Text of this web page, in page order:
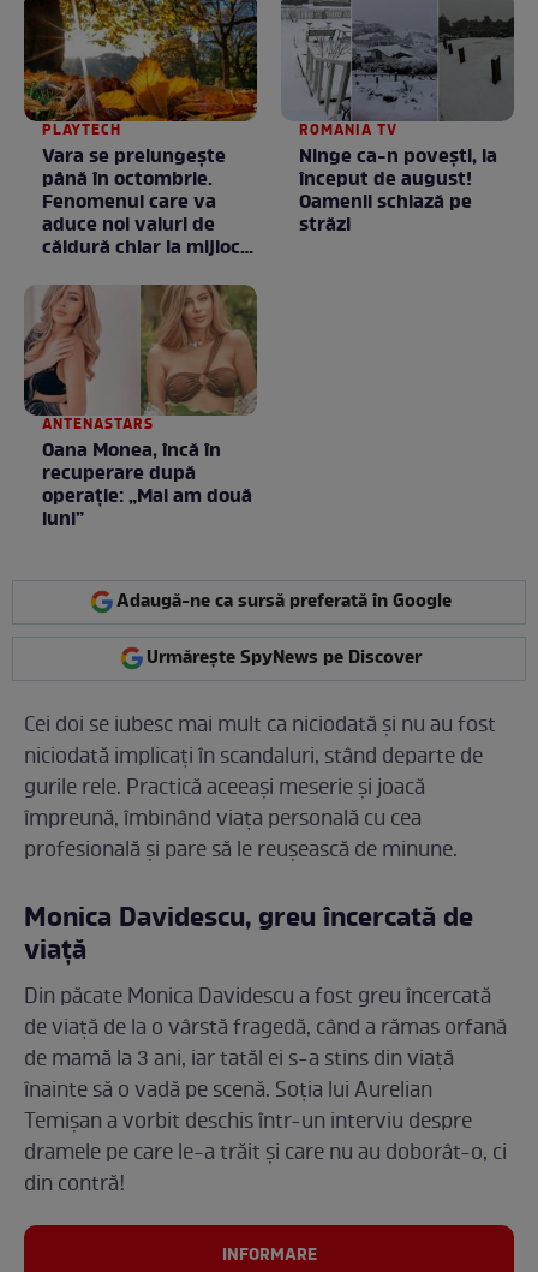
PLAYTECH
Vara se prelungeşte
până în octombrie.
Fenomenul care va
aduce noi valuri de
căldură chiar la mijlocul
ROMANIA TV
Ninge ca-n povești, la
început de august!
Oamenii schiază pe
străzi
ANTENASTARS
Oana Monea, încă în
recuperare după
operație: „Mai am două
luni”
Adaugă-ne ca sursă preferată în Google
Urmărește SpyNews pe Discover
Cei doi se iubesc mai mult ca niciodată şi nu au fost
niciodată implicaţi în scandaluri, stând departe de
gurile rele. Practică aceeaşi meserie şi joacă
împreună, îmbinând viaţa personală cu cea
profesională și pare să le reușească de minune.
Monica Davidescu, greu încercată de
viață
Din păcate Monica Davidescu a fost greu încercată
de viață de la o vârstă fragedă, când a rămas orfană
de mamă la 3 ani, iar tatăl ei s-a stins din viață
înainte să o vadă pe scenă. Soția lui Aurelian
Temișan a vorbit deschis într-un interviu despre
dramele pe care le-a trăit și care nu au doborât-o, ci
din contră!
INFORMARE